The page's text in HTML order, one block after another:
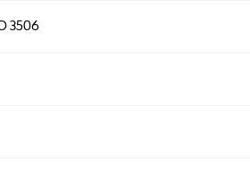
3506